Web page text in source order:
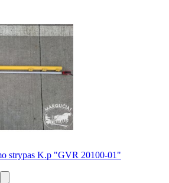
strypas K.p "GVR 20100-01"